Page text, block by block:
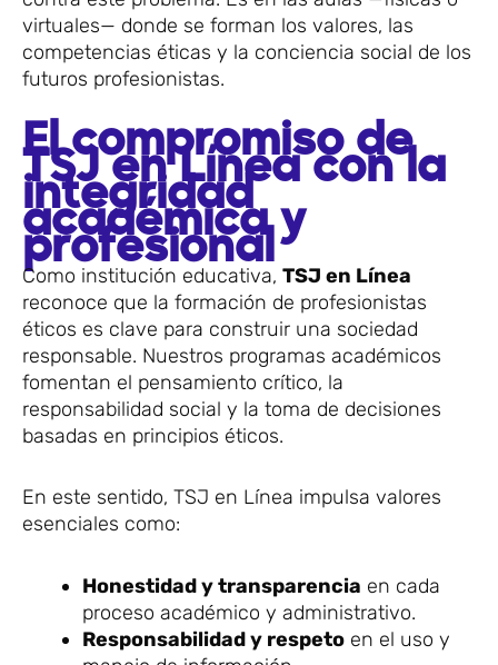
virtuales— donde se forman los valores, las
competencias éticas y la conciencia social de los
futuros profesionistas.
El compromiso de
TSJ en Línea con la
integridad
académica y
profesional
Como institución educativa, TSJ en Línea
reconoce que la formación de profesionistas
éticos es clave para construir una sociedad
responsable. Nuestros programas académicos
fomentan el pensamiento crítico, la
responsabilidad social y la toma de decisiones
basadas en principios éticos.
En este sentido, TSJ en Línea impulsa valores
esenciales como:
Honestidad y transparencia en cada
proceso académico y administrativo.
Responsabilidad y respeto en el uso y